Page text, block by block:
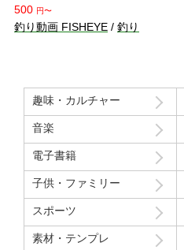
500 円〜
釣り動画 FISHEYE / 釣り
趣味・カルチャー
音楽
電子書籍
子供・ファミリー
スポーツ
素材・テンプレ